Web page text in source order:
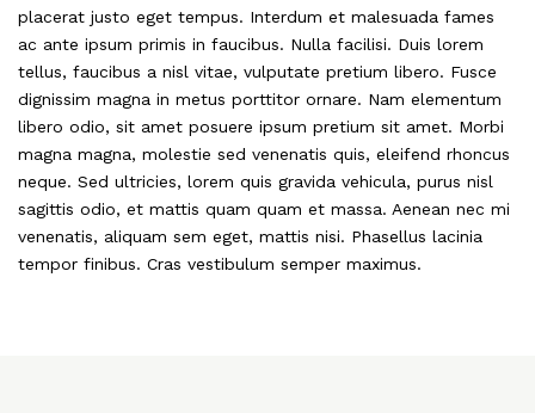
placerat justo eget tempus. Interdum et malesuada fames
ac ante ipsum primis in faucibus. Nulla facilisi. Duis lorem
tellus, faucibus a nisl vitae, vulputate pretium libero. Fusce
dignissim magna in metus porttitor ornare. Nam elementum
libero odio, sit amet posuere ipsum pretium sit amet. Morbi
magna magna, molestie sed venenatis quis, eleifend rhoncus
neque. Sed ultricies, lorem quis gravida vehicula, purus nisl
sagittis odio, et mattis quam quam et massa. Aenean nec mi
venenatis, aliquam sem eget, mattis nisi. Phasellus lacinia
tempor finibus. Cras vestibulum semper maximus.